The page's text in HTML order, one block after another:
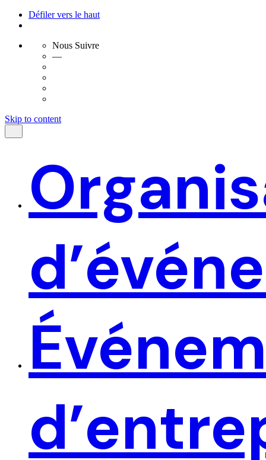
Défiler vers le haut
Nous Suivre
—
Skip to content